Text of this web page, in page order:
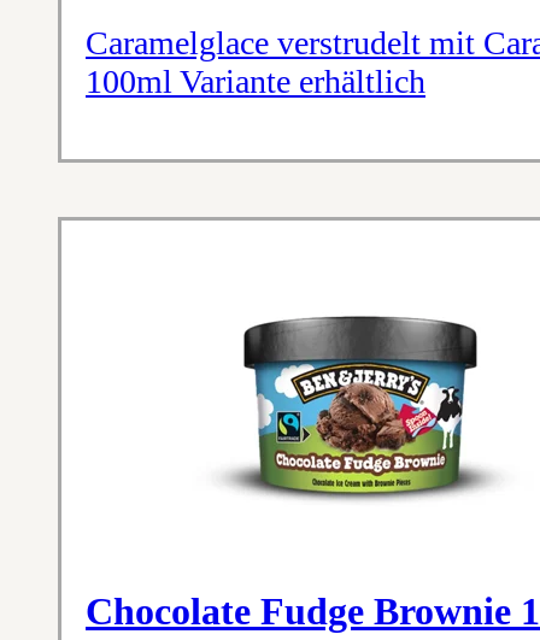
Caramelglace verstrudelt mit
100ml Variante erhältlich
Chocolate Fudge Brownie